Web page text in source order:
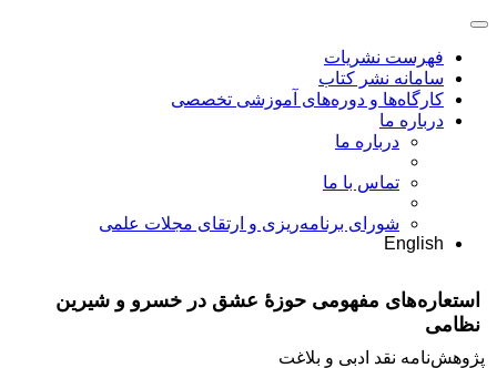
فهرست نشریات
سامانه نشر کتاب
کارگاه‌ها و دوره‌های آموزشی تخصصی
درباره ما
درباره ما
تماس با ما
شورای برنامه‌ریزی و ارتقای مجلات علمی
English
استعاره‌های مفهومی حوزۀ عشق در خسرو و شیرین
نظامی
پژوهش‌نامه نقد ادبی و بلاغت